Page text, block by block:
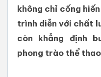
không chỉ cống
trình diễn với chất
còn khẳng định
phong trào thể